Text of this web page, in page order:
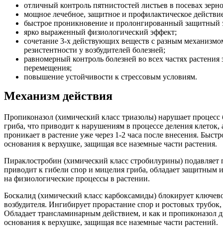
отличный контроль пятнистостей листьев в посевах
мощное лечебное, защитное и профилактическое
быстрое проникновение и пролонгированный защитный
ярко выраженный физиологический эффект;
сочетание 3-х действующих веществ с разным
резистентности у возбудителей болезней;
равномерный контроль болезней во всех частях
перемещения;
повышение устойчивости к стрессовым условиям.
Механизм действия
Пропиконазол (химический класс триазолы) нарушает процесс
гриба, что приводит к нарушениям в процессе деления
проникает в растение уже через 1-2 часа после внесения.
основания к верхушке, защищая все наземные части растения.
Пираклостробин (химический класс стробилурины)
приводит к гибели спор и мицелия гриба, обладает защитным
на физиологические процессы в растении.
Боскалид (химический класс карбоксамиды) блокирует
возбудителя. Ингибирует прорастание спор и ростовых
Обладает трансламинарным действием, и как и пропиконазол
основания к верхушке, защищая все наземные части растений.